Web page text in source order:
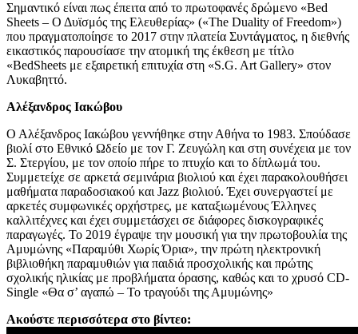
Σημαντικό είναι πως έπειτα από το πρωτοφανές δρώμενο «Bed
Sheets – Ο Δυϊσμός της Ελευθερίας» («The Duality of Freedom»)
που πραγματοποίησε το 2017 στην πλατεία Συντάγματος, η διεθνής
εικαστικός παρουσίασε την ατομική της έκθεση με τίτλο
«BedSheets με εξαιρετική επιτυχία στη «S.G. Art Gallery» στον
Λυκαβηττό.
Αλέξανδρος Ιακώβου
Ο Αλέξανδρος Ιακώβου γεννήθηκε στην Αθήνα το 1983. Σπούδασε
βιολί στο Εθνικό Ωδείο με τον Γ. Ζευγώλη και στη συνέχεια με τον
Σ. Στεργίου, με τον οποίο πήρε το πτυχίο και το δίπλωμά του.
Συμμετείχε σε αρκετά σεμινάρια βιολιού και έχει παρακολουθήσει
μαθήματα παραδοσιακού και Jazz βιολιού. Έχει συνεργαστεί με
αρκετές συμφωνικές ορχήστρες, με καταξιωμένους Έλληνες
καλλιτέχνες και έχει συμμετάσχει σε διάφορες δισκογραφικές
παραγωγές. Το 2019 έγραψε την μουσική για την πρωτοβουλία της
Αμυμώνης «Παραμύθι Χωρίς Όρια», την πρώτη ηλεκτρονική
βιβλιοθήκη παραμυθιών για παιδιά προσχολικής και πρώτης
σχολικής ηλικίας με προβλήματα όρασης, καθώς και το χρυσό CD-
Single «Θα σ’ αγαπώ – Το τραγούδι της Αμυμώνης»
Ακούστε περισσότερα στο βίντεο: